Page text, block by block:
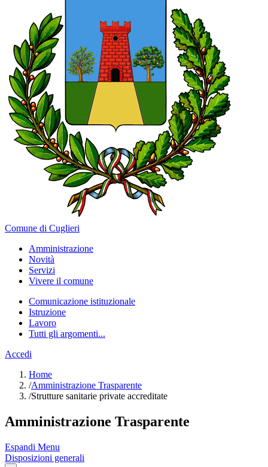
Comune di Cuglieri
Amministrazione
Novità
Servizi
Vivere il comune
Comunicazione istituzionale
Istruzione
Lavoro
Tutti gli argomenti...
Accedi
Home
/Amministrazione Trasparente
/Strutture sanitarie private accreditate
Amministrazione Trasparente
Espandi Menu
Disposizioni generali